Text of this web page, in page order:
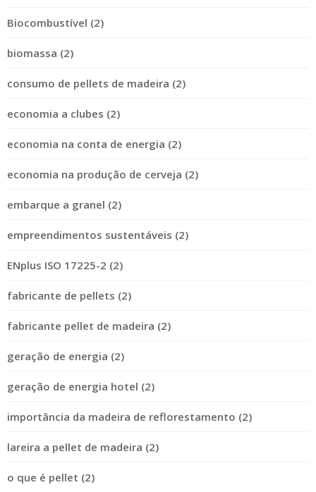
Biocombustível (2)
biomassa (2)
consumo de pellets de madeira (2)
economia a clubes (2)
economia na conta de energia (2)
economia na produção de cerveja (2)
embarque a granel (2)
empreendimentos sustentáveis (2)
ENplus ISO 17225-2 (2)
fabricante de pellets (2)
fabricante pellet de madeira (2)
geração de energia (2)
geração de energia hotel (2)
importância da madeira de reflorestamento (2)
lareira a pellet de madeira (2)
o que é pellet (2)